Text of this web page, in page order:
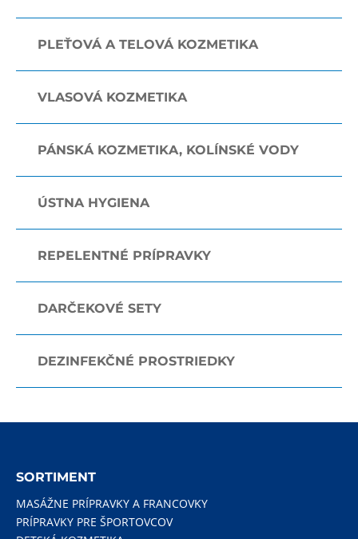
PLEŤOVÁ A TELOVÁ KOZMETIKA
VLASOVÁ KOZMETIKA
PÁNSKÁ KOZMETIKA, KOLÍNSKÉ VODY
ÚSTNA HYGIENA
REPELENTNÉ PRÍPRAVKY
DARČEKOVÉ SETY
DEZINFEKČNÉ PROSTRIEDKY
SORTIMENT
MASÁŽNE PRÍPRAVKY A FRANCOVKY
PRÍPRAVKY PRE ŠPORTOVCOV